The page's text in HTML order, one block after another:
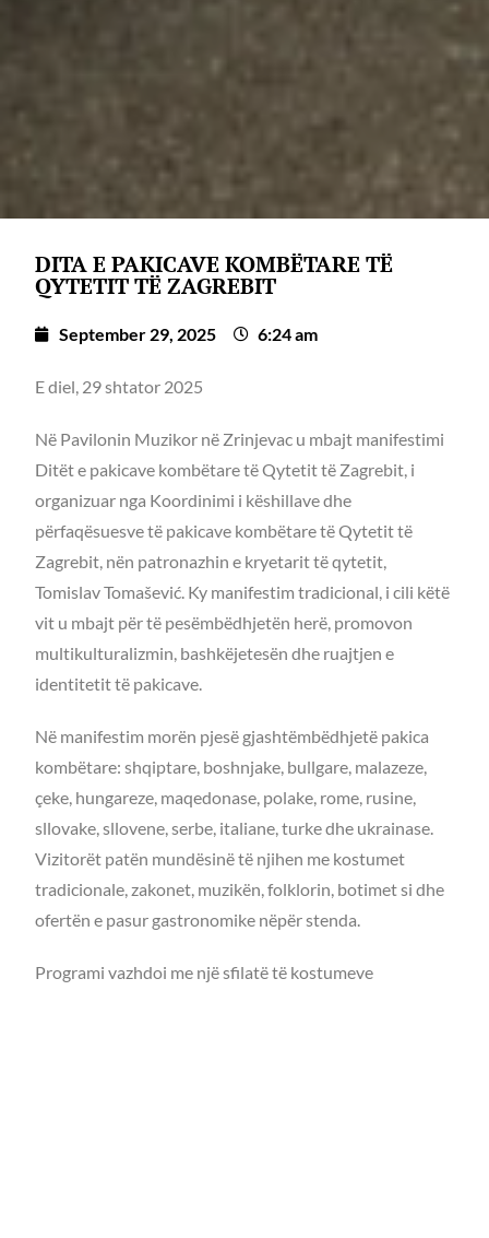
DITA E PAKICAVE KOMBËTARE TË
QYTETIT TË ZAGREBIT
September 29, 2025 6:24 am
E diel, 29 shtator 2025
Në Pavilonin Muzikor në Zrinjevac u mbajt manifestimi
Ditët e pakicave kombëtare të Qytetit të Zagrebit, i
organizuar nga Koordinimi i këshillave dhe
përfaqësuesve të pakicave kombëtare të Qytetit të
Zagrebit, nën patronazhin e kryetarit të qytetit,
Tomislav Tomašević. Ky manifestim tradicional, i cili këtë
vit u mbajt për të pesëmbëdhjetën herë, promovon
multikulturalizmin, bashkëjetesën dhe ruajtjen e
identitetit të pakicave.
Në manifestim morën pjesë gjashtëmbëdhjetë pakica
kombëtare: shqiptare, boshnjake, bullgare, malazeze,
çeke, hungareze, maqedonase, polake, rome, rusine,
sllovake, sllovene, serbe, italiane, turke dhe ukrainase.
Vizitorët patën mundësinë të njihen me kostumet
tradicionale, zakonet, muzikën, folklorin, botimet si dhe
ofertën e pasur gastronomike nëpër stenda.
Programi vazhdoi me një sfilatë të kostumeve